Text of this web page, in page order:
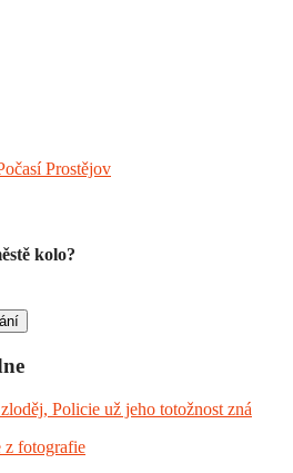
kolo?
Policie už jeho totožnost zná
z fotografie